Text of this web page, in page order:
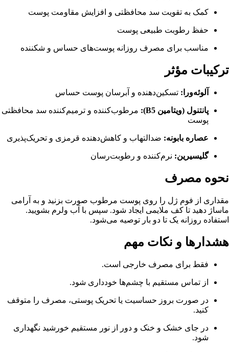
کمک به تقویت سد محافظتی و افزایش مقاومت پوست
حفظ رطوبت طبیعی پوست
مناسب برای مصرف روزانه پوست‌های حساس و شکننده
ترکیبات مؤثر
آلوئه‌ورا: تسکین‌دهنده و آبرسان پوست حساس
پانتنول (ویتامین B5):
مرطوب‌کننده و ترمیم‌کننده سد محافظتی
پوست
عصاره بابونه: ضدالتهاب و کاهش‌دهنده قرمزی و تحریک‌پذیری
گلیسیرین: نرم‌کننده و رطوبت‌رسان
نحوه مصرف
مقداری از فوم ژل را روی پوست مرطوب صورت بزنید و به آرامی
ماساژ دهید تا کف ملایمی ایجاد شود. سپس با آب ولرم بشویید.
استفاده روزانه یک تا دو بار توصیه می‌شود.
هشدارها و نکات مهم
فقط برای مصرف خارجی است.
از تماس مستقیم با چشم‌ها خودداری شود.
در صورت بروز حساسیت یا تحریک پوستی، مصرف را متوقف
کنید.
در جای خشک و خنک و دور از نور مستقیم خورشید نگهداری
شود.